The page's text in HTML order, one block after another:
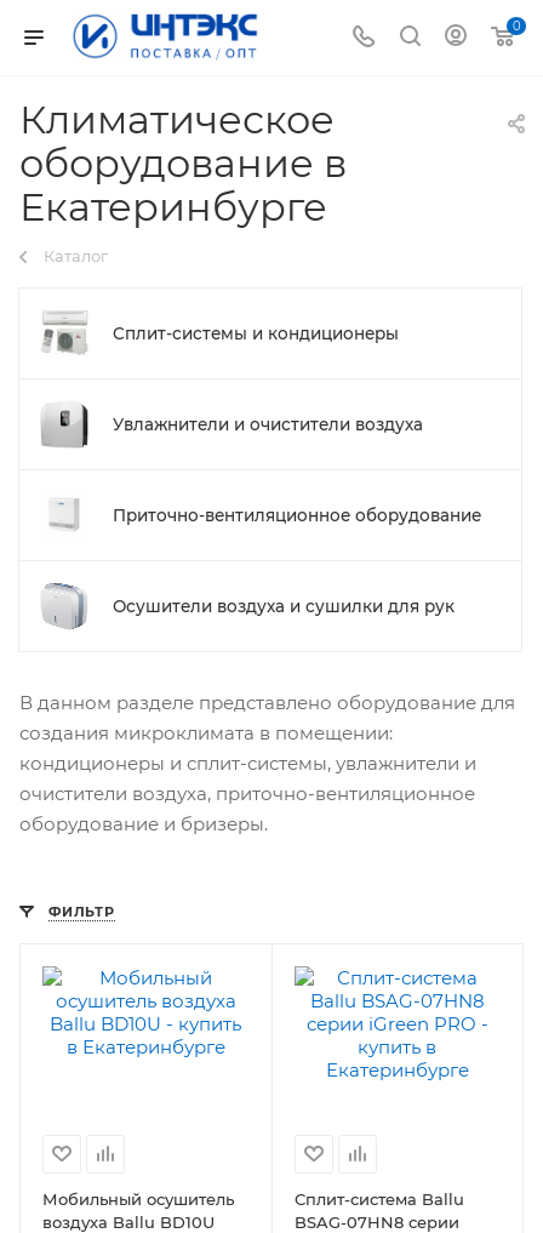
0
Климатическое
оборудование в
Екатеринбурге
Каталог
Сплит-системы и кондиционеры
Увлажнители и очистители воздуха
Приточно-вентиляционное оборудование
Осушители воздуха и сушилки для рук
В данном разделе представлено оборудование для
создания микроклимата в помещении:
кондиционеры и сплит-системы, увлажнители и
очистители воздуха, приточно-вентиляционное
оборудование и бризеры.
ФИЛЬТР
Мобильный осушитель
воздуха Ballu BD10U
Сплит-система Ballu
BSAG-07HN8 серии